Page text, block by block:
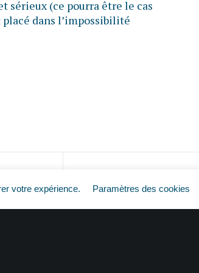
sérieux (ce pourra être le cas
placé dans l’impossibilité
votre expérience. Paramètres des cookies